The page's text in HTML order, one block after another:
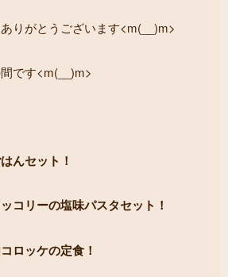
りがとうございます<m(__)m>
です<m(__)m>
んセット！
コリーの塩味パスタセット！
ロッケの定食！